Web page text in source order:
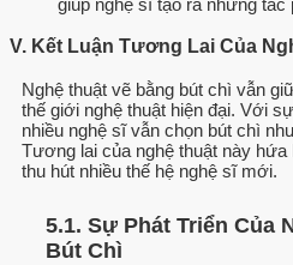
V. Kết Luận Tương Lai Của
Nghệ thuật vẽ bằng bút chì vẫn
thế giới nghệ thuật hiện đại. Với
nhiều nghệ sĩ vẫn chọn bút chì
Tương lai của nghệ thuật này hứa
thu hút nhiều thế hệ nghệ sĩ mới.
5.1. Sự Phát Triển Của
Bút Chì